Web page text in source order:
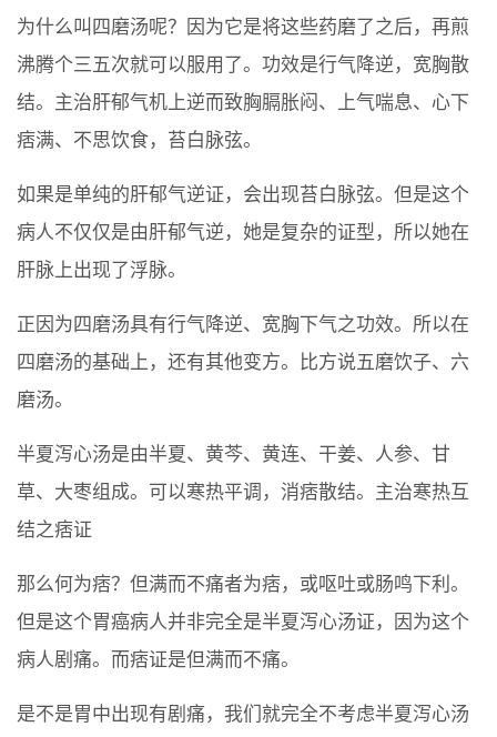
为什么叫四磨汤呢？因为它是将这些药磨了之后，再煎
沸腾个三五次就可以服用了。功效是行气降逆，宽胸散
结。主治肝郁气机上逆而致胸膈胀闷、上气喘息、心下
痞满、不思饮食，苔白脉弦。
如果是单纯的肝郁气逆证，会出现苔白脉弦。但是这个
病人不仅仅是由肝郁气逆，她是复杂的证型，所以她在
肝脉上出现了浮脉。
正因为四磨汤具有行气降逆、宽胸下气之功效。所以在
四磨汤的基础上，还有其他变方。比方说五磨饮子、六
磨汤。
半夏泻心汤是由半夏、黄芩、黄连、干姜、人参、甘
草、大枣组成。可以寒热平调，消痞散结。主治寒热互
结之痞证
那么何为痞？但满而不痛者为痞，或呕吐或肠鸣下利。
但是这个胃癌病人并非完全是半夏泻心汤证，因为这个
病人剧痛。而痞证是但满而不痛。
是不是胃中出现有剧痛，我们就完全不考虑半夏泻心汤